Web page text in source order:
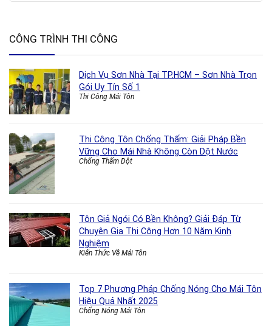
CÔNG TRÌNH THI CÔNG
Dịch Vụ Sơn Nhà Tại TP.HCM – Sơn Nhà Trọn
Gói Uy Tín Số 1
Thi Công Mái Tôn
Thi Công Tôn Chống Thấm: Giải Pháp Bền
Vững Cho Mái Nhà Không Còn Dột Nước
Chống Thấm Dột
Tôn Giả Ngói Có Bền Không? Giải Đáp Từ
Chuyên Gia Thi Công Hơn 10 Năm Kinh
Nghiệm
Kiến Thức Về Mái Tôn
Top 7 Phương Pháp Chống Nóng Cho Mái Tôn
Hiệu Quả Nhất 2025
Chống Nóng Mái Tôn